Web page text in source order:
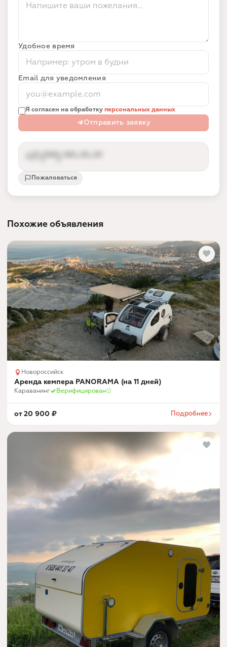
Удобное время
Email для уведомления
Я согласен на обработку персональных данных
Отправить заявку
+7 (***) ***-**-**
людей, а не спам.
Пожаловаться
Похожие объявления
Новороссийск
Аренда кемпера PANORAMA (на 11 дней)
Караванинг Верифицирован
от20 900 ₽ Подробнее